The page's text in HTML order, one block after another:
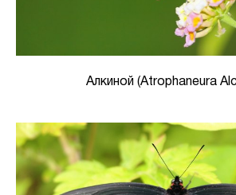
Алкиной (Atrophaneura